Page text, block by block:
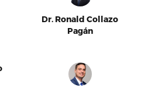
Dr. Ronald Collazo
Pagán